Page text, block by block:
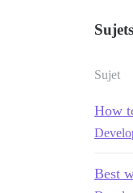
Sujet
How
Best